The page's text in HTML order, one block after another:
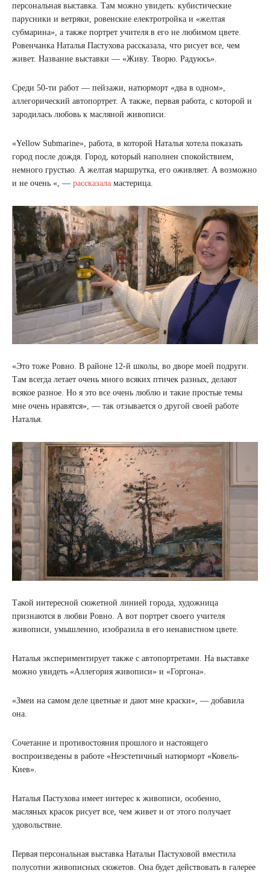
персональная выставка. Там можно увидеть: кубистические
парусники и ветряки, ровенские електротройка и «желтая
субмарина», а также портрет учителя в его не любимом цвете.
Ровенчанка Наталья Пастухова рассказала, что рисует все, чем
живет. Название выставки — «Живу. Творю. Радуюсь».
Среди 50-ти работ — пейзажи, натюрморт «два в одном»,
аллегорический автопортрет. А также, первая работа, с которой и
зародилась любовь к масляной живописи.
«Yellow Submarine», работа, в которой Наталья хотела показать
город после дождя. Город, который наполнен спокойствием,
немного грустью. А желтая маршрутка, его оживляет. А возможно
и не очень «, — рассказала мастерица.
«Это тоже Ровно. В районе 12-й школы, во дворе моей подруги.
Там всегда летает очень много всяких птичек разных, делают
всякое разное. Но я это все очень люблю и такие простые темы
мне очень нравятся», — так отзывается о другой своей работе
Наталья.
Такой интересной сюжетной линией города, художница
признаются в любви Ровно. А вот портрет своего учителя
живописи, умышленно, изобразила в его ненавистном цвете.
Наталья экспериментирует также с автопортретами. На выставке
можно увидеть «Аллегория живописи» и «Горгона».
«Змеи на самом деле цветные и дают мне краски», — добавила
она.
Сочетание и противостояния прошлого и настоящего
воспроизведены в работе «Неэстетичный натюрморт «Ковель-
Киев».
Наталья Пастухова имеет интерес к живописи, особенно,
масляных красок рисует все, чем живет и от этого получает
удовольствие.
Первая персональная выставка Натальи Пастуховой вместила
полусотни живописных сюжетов. Она будет действовать в галерее